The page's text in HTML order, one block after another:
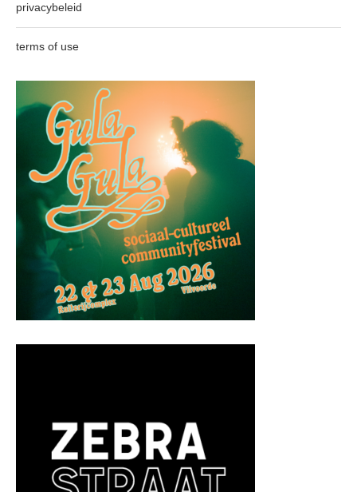
privacybeleid
terms of use